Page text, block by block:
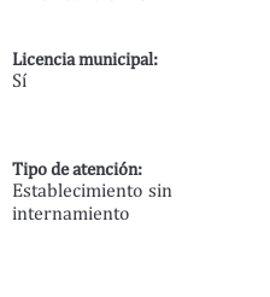
Licencia municipal:
Sí
Tipo de atención:
Establecimiento sin
internamiento